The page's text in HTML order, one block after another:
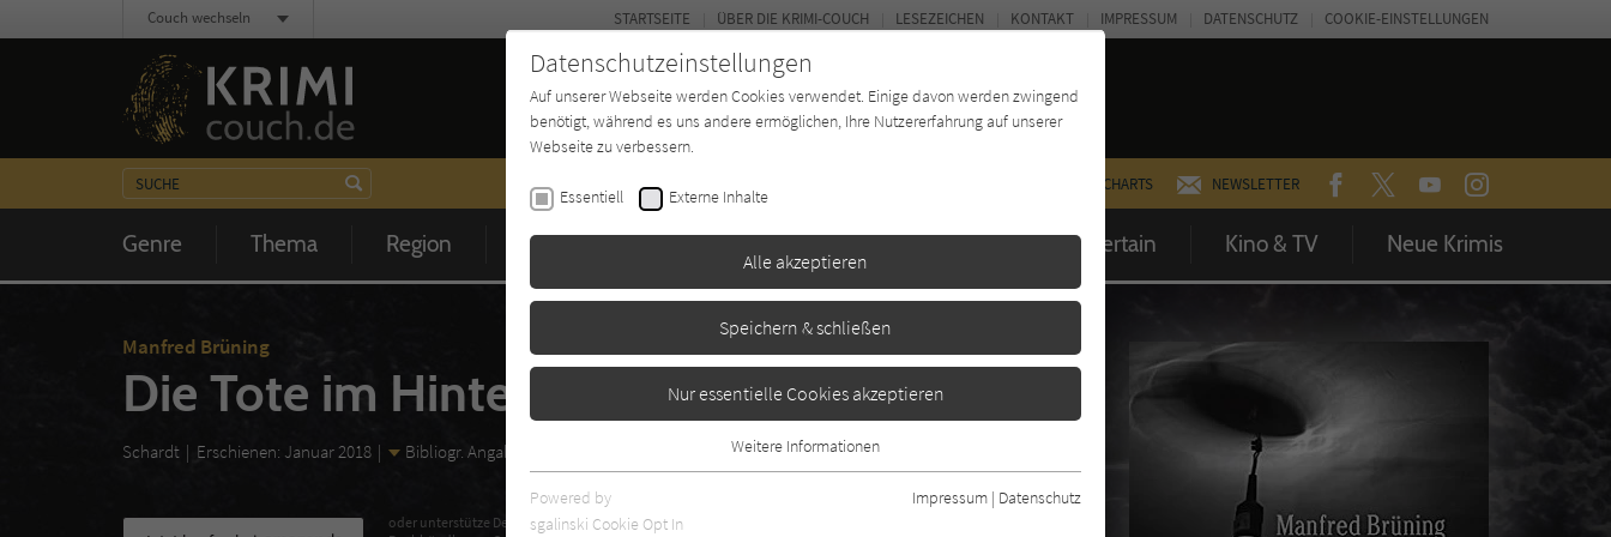
CHARTS NEWSLETTER FACEBOOKTWITTERYOUTUBEINSTAGRAM
Genre Thema Region Zeit Buchtyp Autor*in Magazin Entertain Kino & TV Neue Krimis
STARTSEITE ÜBER DIE KRIMI-COUCH LESEZEICHEN KONTAKT IMPRESSUM DATENSCHUTZ COOKIE-EINSTELLUNGEN
Couch wechseln
Manfred Brüning
Die Tote im Hinterhaus
Schardt Erschienen: Januar 2018 Bibliogr. Angaben
oder unterstütze Deinen
Datenschutzeinstellungen
Auf unserer Webseite werden Cookies verwendet. Einige davon werden zwingend
benötigt, während es uns andere ermöglichen, Ihre Nutzererfahrung auf unserer
Webseite zu verbessern.
Essentiell Externe Inhalte
Alle akzeptieren
Speichern & schließen
Nur essentielle Cookies akzeptieren
Essentielle Cookies werden für grundlegende Funktionen der Webseite
benötigt. Dadurch ist gewährleistet, dass die Webseite einwandfrei
Weitere Informationen
Powered by
sgalinski Cookie Opt In
Impressum | Datenschutz